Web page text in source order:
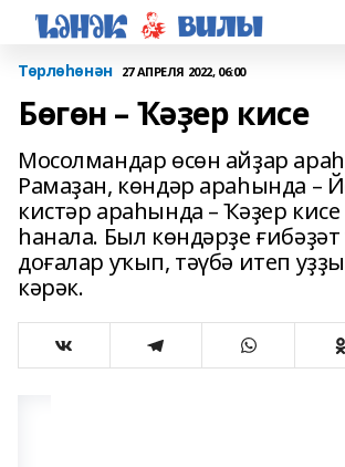
Төрлөһөнән 27 АПРЕЛЯ 2022, 06:00
Бөгөн – Ҡәҙер кисе
Мосолмандар өсөн айҙар
Рамаҙан, көндәр араһында –
кистәр араһында – Ҡәҙер
һанала. Был көндәрҙе
доғалар уҡып, тәүбә итеп
кәрәк.